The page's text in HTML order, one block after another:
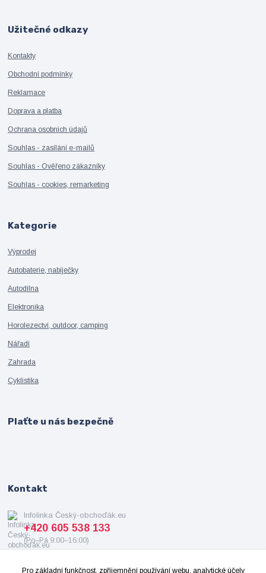
Užitečné odkazy
Kontakty
Obchodní podmínky
Reklamace
Doprava a platba
Ochrana osobních údajů
Souhlas - zasílání e-mailů
Souhlas - Ověřeno zákazníky
Souhlas - cookies, remarketing
Kategorie
Výprodej
Autobaterie, nabíječky
Autodílna
Elektronika
Horolezectví, outdoor, camping
Nářadí
Zahrada
Cyklistika
Plaťte u nás bezpečně
Kontakt
Infolinka Český-obchoďák.eu
+420 605 538 133
(Po–Pá 9:00–16:00)
Pro základní funkčnost, zpříjemnění používání webu, analytické účely